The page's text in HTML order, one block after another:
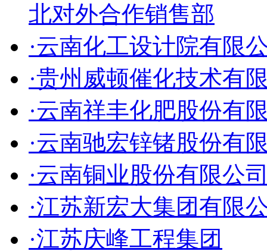
北对外合作销售部
·云南化工设计院有限
·贵州威顿催化技术有
·云南祥丰化肥股份有
·云南驰宏锌锗股份有
·云南铜业股份有限公
·江苏新宏大集团有限
·江苏庆峰工程集团